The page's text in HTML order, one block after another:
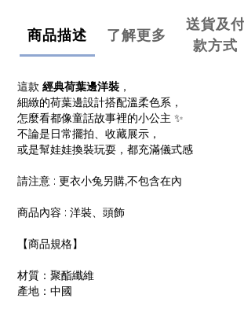
商品描述 了解更多
送貨及付
款方式
這款 經典荷葉邊洋裝 ，
細緻的荷葉邊設計搭配溫柔色系，
怎麼看都像童話故事裡的小公主 ✨
不論是日常擺拍、收藏展示，
或是幫娃娃換裝玩耍，都充滿儀式感
請注意 : 更衣小兔另購,不包含在內
商品內容 : 洋裝、頭飾
【商品規格】
材質：聚酯纖維
產地：中國